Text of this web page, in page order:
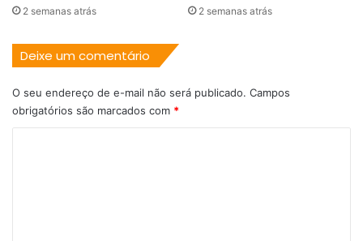
2 semanas atrás 2 semanas atrás
Deixe um comentário
O seu endereço de e-mail não será publicado. Campos
obrigatórios são marcados com *